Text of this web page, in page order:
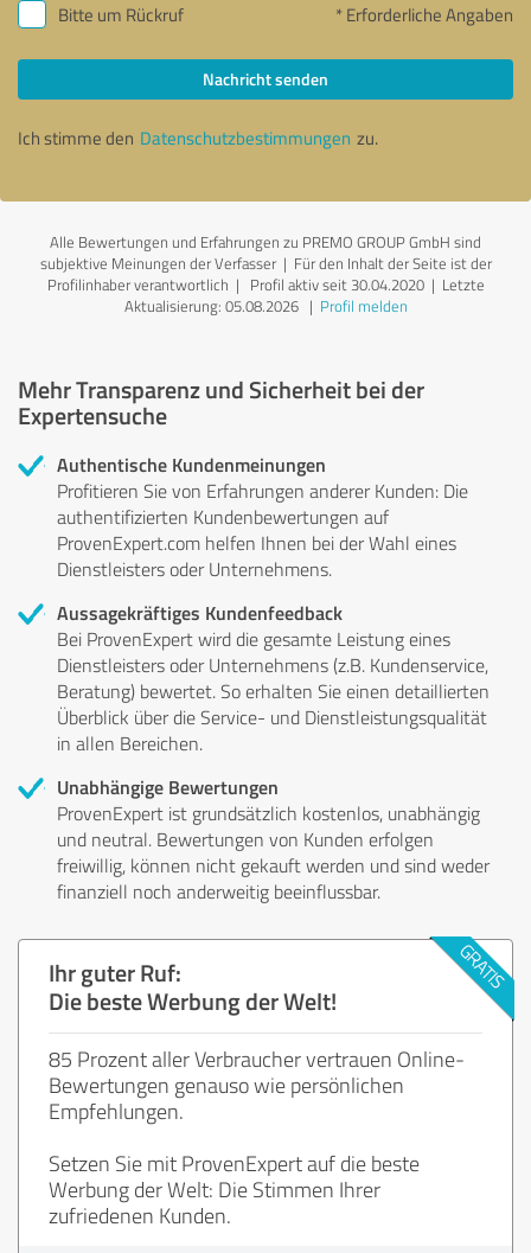
Bitte um Rückruf * Erforderliche Angaben
Nachricht senden
Ich stimme den Datenschutzbestimmungen zu.
Alle Bewertungen und Erfahrungen zu PREMO GROUP GmbH sind
subjektive Meinungen der Verfasser | Für den Inhalt der Seite ist der
Profilinhaber verantwortlich | Profil aktiv seit 30.04.2020 | Letzte
Aktualisierung: 05.08.2026| Profil melden
Mehr Transparenz und Sicherheit bei der
Expertensuche
Authentische Kundenmeinungen
Profitieren Sie von Erfahrungen anderer Kunden: Die
authentifizierten Kundenbewertungen auf
ProvenExpert.com helfen Ihnen bei der Wahl eines
Dienstleisters oder Unternehmens.
Aussagekräftiges Kundenfeedback
Bei ProvenExpert wird die gesamte Leistung eines
Dienstleisters oder Unternehmens (z.B. Kundenservice,
Beratung) bewertet. So erhalten Sie einen detaillierten
Überblick über die Service- und Dienstleistungsqualität
in allen Bereichen.
Unabhängige Bewertungen
ProvenExpert ist grundsätzlich kostenlos, unabhängig
und neutral. Bewertungen von Kunden erfolgen
freiwillig, können nicht gekauft werden und sind weder
finanziell noch anderweitig beeinflussbar.
Ihr guter Ruf:
Die beste Werbung der Welt!
85 Prozent aller Verbraucher vertrauen Online-
Bewertungen genauso wie persönlichen
Empfehlungen.
Setzen Sie mit ProvenExpert auf die beste
Werbung der Welt: Die Stimmen Ihrer
zufriedenen Kunden.